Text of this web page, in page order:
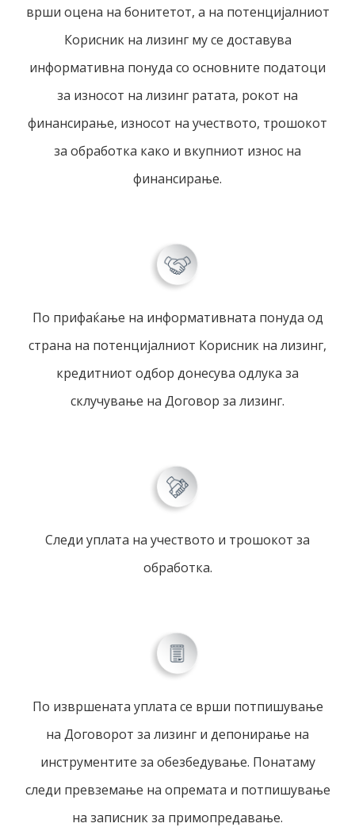
врши оцена на бонитетот, а на потенцијалниот
Корисник на лизинг му се доставува
информативна понуда со основните податоци
за износот на лизинг ратата, рокот на
финансирање, износот на учеството, трошокот
за обработка како и вкупниот износ на
финансирање.
По прифаќање на информативната понуда од
страна на потенцијалниот Корисник на лизинг,
кредитниот одбор донесува одлука за
склучување на Договор за лизинг.
Следи уплата на учеството и трошокот за
обработка.
По извршената уплата се врши потпишување
на Договорот за лизинг и депонирање на
инструментите за обезбедување. Понатаму
следи превземање на опремата и потпишување
на записник за примопредавање.